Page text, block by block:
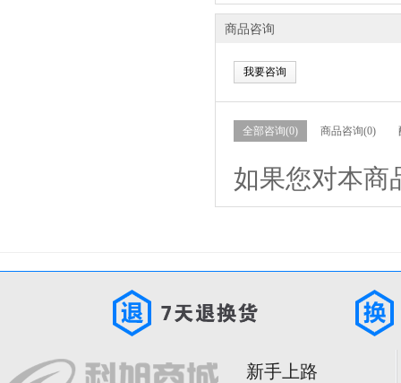
商品咨询
我要咨询
全部咨询(0) 商品咨询(0)
如果您对本商
新手上路